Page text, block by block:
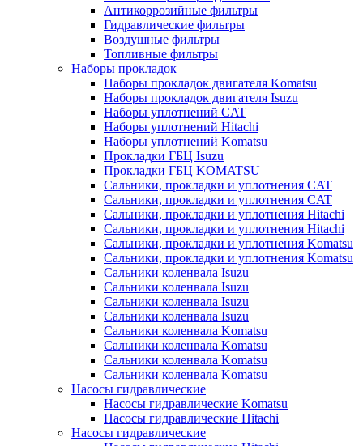
Антикоррозийные фильтры
Гидравлические фильтры
Воздушные фильтры
Топливные фильтры
Наборы прокладок
Наборы прокладок двигателя Komatsu
Наборы прокладок двигателя Isuzu
Наборы уплотнений CAT
Наборы уплотнений Hitachi
Наборы уплотнений Komatsu
Прокладки ГБЦ Isuzu
Прокладки ГБЦ KOMATSU
Сальники, прокладки и уплотнения CAT
Сальники, прокладки и уплотнения CAT
Сальники, прокладки и уплотнения Hitachi
Сальники, прокладки и уплотнения Hitachi
Сальники, прокладки и уплотнения Komatsu
Сальники, прокладки и уплотнения Komatsu
Сальники коленвала Isuzu
Сальники коленвала Isuzu
Сальники коленвала Isuzu
Сальники коленвала Isuzu
Сальники коленвала Komatsu
Сальники коленвала Komatsu
Сальники коленвала Komatsu
Сальники коленвала Komatsu
Насосы гидравлические
Насосы гидравлические Komatsu
Насосы гидравлические Hitachi
Насосы гидравлические